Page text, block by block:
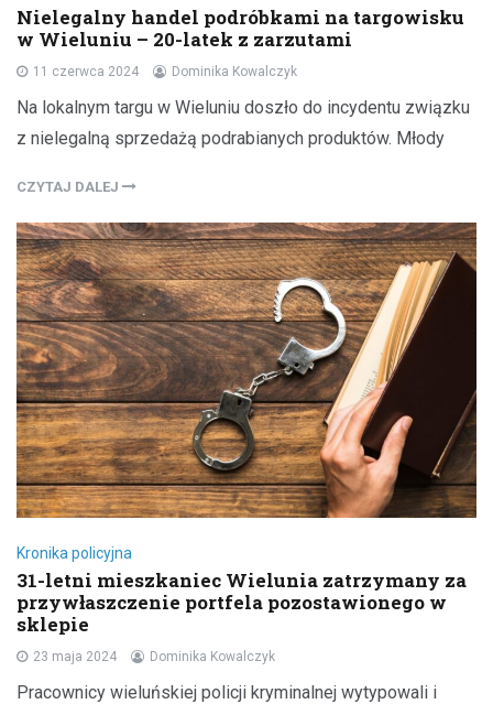
Nielegalny handel podróbkami na targowisku
w Wieluniu – 20-latek z zarzutami
11 czerwca 2024 Dominika Kowalczyk
Na lokalnym targu w Wieluniu doszło do incydentu związku
z nielegalną sprzedażą podrabianych produktów. Młody
CZYTAJ DALEJ
Kronika policyjna
31-letni mieszkaniec Wielunia zatrzymany za
przywłaszczenie portfela pozostawionego w
sklepie
23 maja 2024 Dominika Kowalczyk
Pracownicy wieluńskiej policji kryminalnej wytypowali i